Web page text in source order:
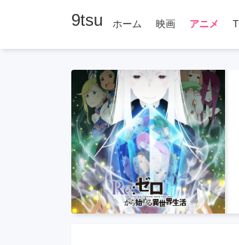
9tsu ホーム 映画 アニメ